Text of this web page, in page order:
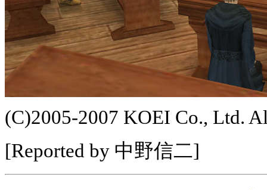
(C)2005-2007 KOEI Co., Ltd.
[Reported by 中野信二]